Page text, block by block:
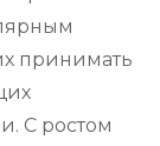
принимать
С ростом